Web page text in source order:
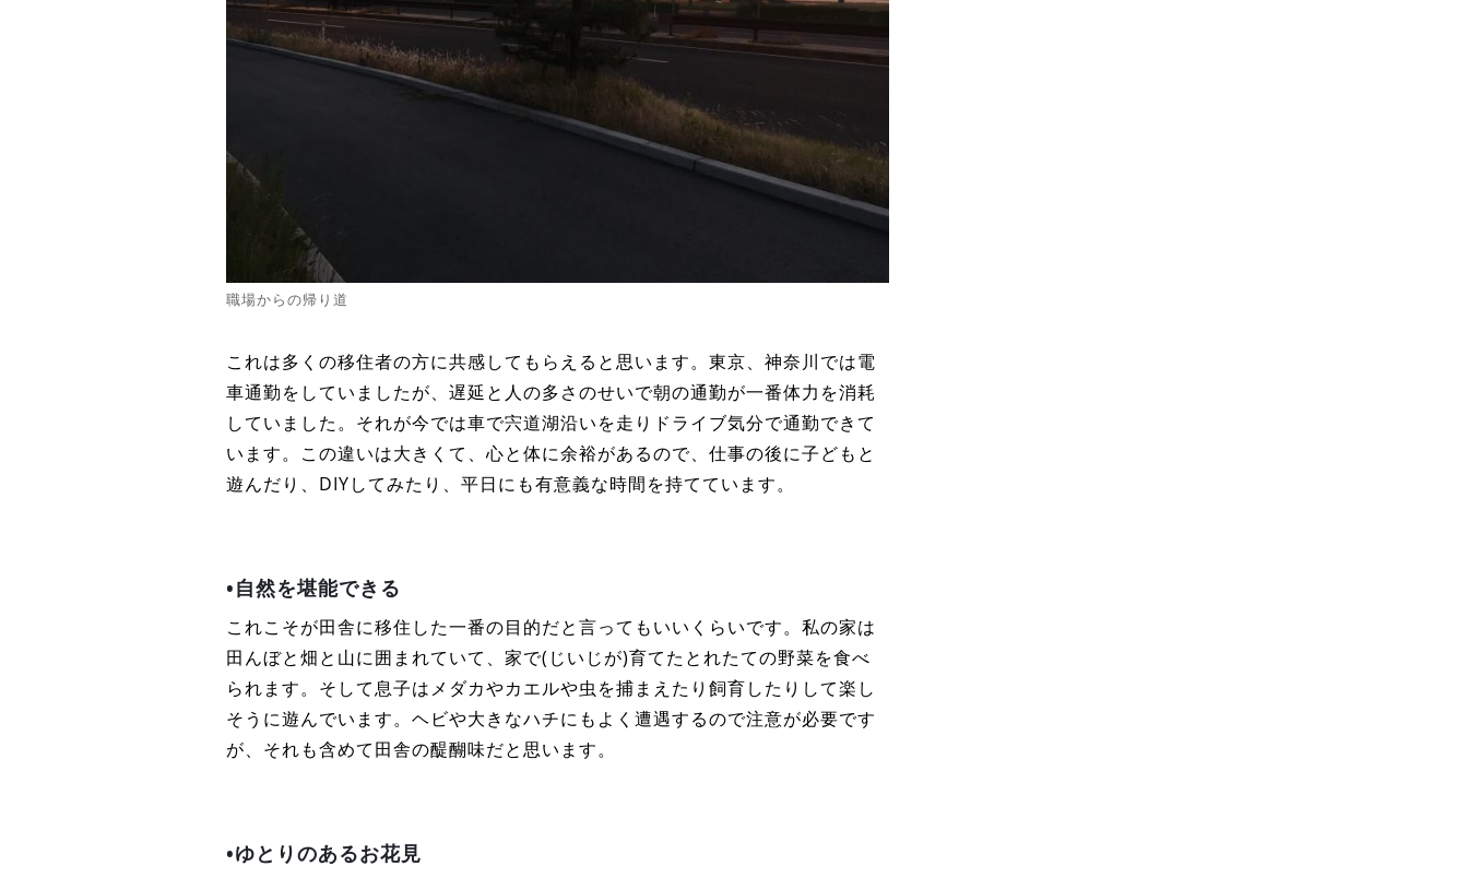
職場からの帰り道
これは多くの移住者の方に共感してもらえると思います。東京、神奈川では電
車通勤をしていましたが、遅延と人の多さのせいで朝の通勤が一番体力を消耗
していました。それが今では車で宍道湖沿いを走りドライブ気分で通勤できて
います。この違いは大きくて、心と体に余裕があるので、仕事の後に子どもと
遊んだり、DIYしてみたり、平日にも有意義な時間を持てています。
•自然を堪能できる
これこそが田舎に移住した一番の目的だと言ってもいいくらいです。私の家は
田んぼと畑と山に囲まれていて、家で(じいじが)育てたとれたての野菜を食べ
られます。そして息子はメダカやカエルや虫を捕まえたり飼育したりして楽し
そうに遊んでいます。ヘビや大きなハチにもよく遭遇するので注意が必要です
が、それも含めて田舎の醍醐味だと思います。
•ゆとりのあるお花見